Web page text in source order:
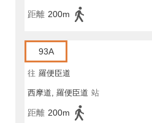
距離 200m
93A
往 羅便臣道
西摩道, 羅便臣道 站
距離 200m